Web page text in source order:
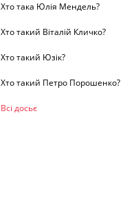
Хто така Юлія Мендель?
Хто такий Віталій Кличко?
Хто такий Юзік?
Хто такий Петро Порошенко?
Всі досьє